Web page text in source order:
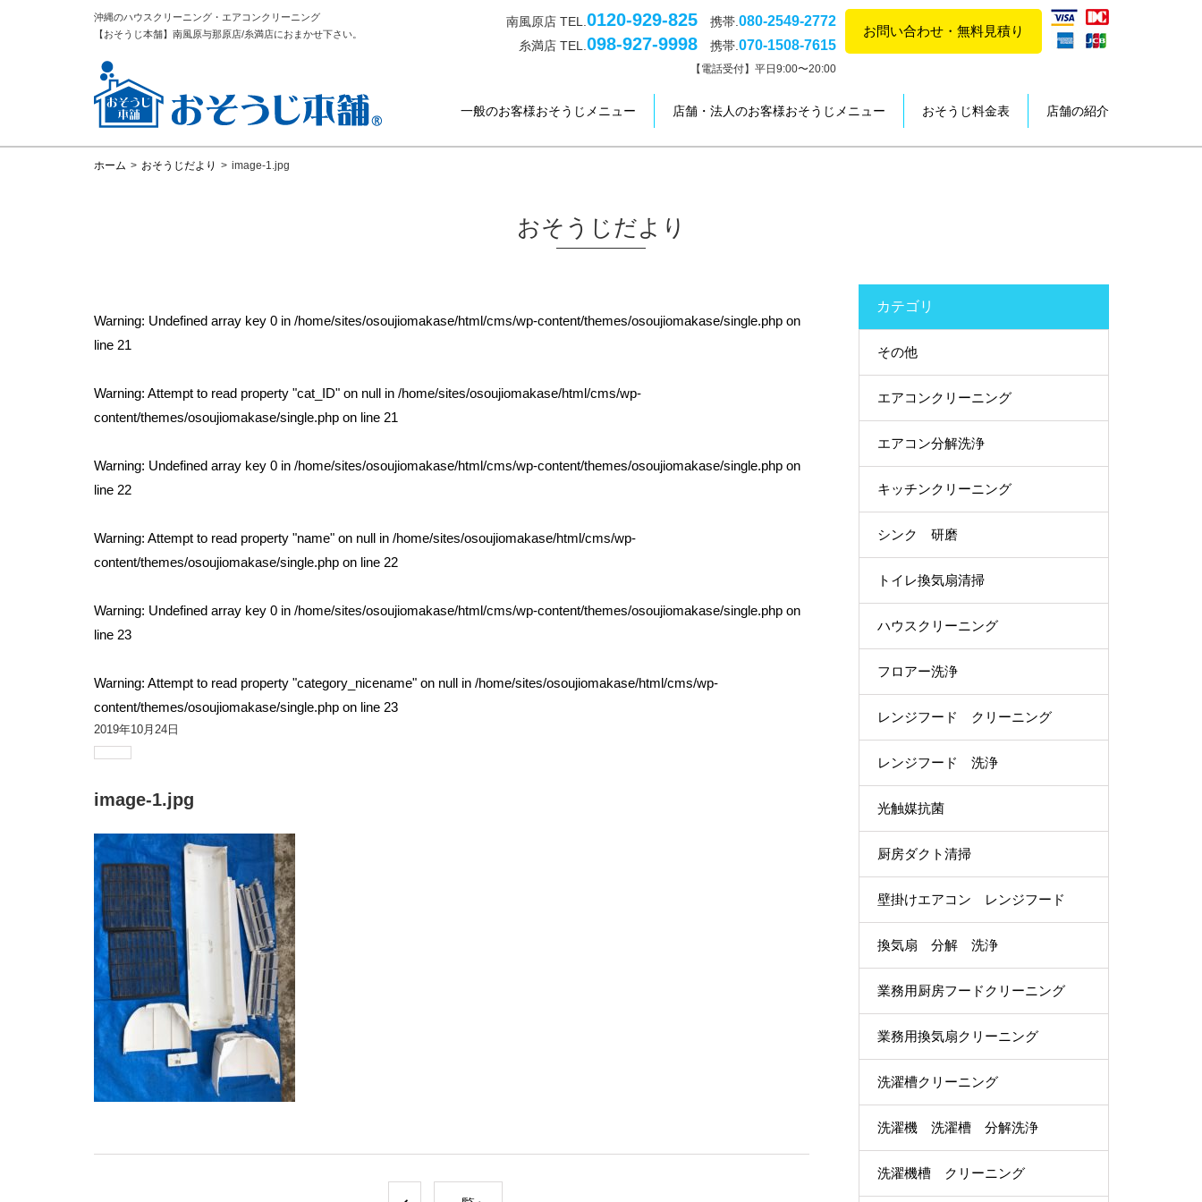
沖縄のハウスクリーニング・エアコンクリーニング
【おそうじ本舗】南風原与那原店/糸満店におまかせ下さい。
南風原店 TEL. 0120-929-825携帯. 080-2549-2772
糸満店 TEL. 098-927-9998携帯. 070-1508-7615
【電話受付】平日9:00〜20:00
お問い合わせ・無料見積り
一般のお客様おそうじメニュー 店舗・法人のお客様おそうじメニュー おそうじ料金表 店舗の紹介
ホーム > おそうじだより > image-1.jpg
おそうじだより
Warning: Undefined array key 0 in /home/sites/osoujiomakase/html/cms/wp-content/themes/osoujiomakase/single.phpon
line 21
Warning: Attempt to read property "cat_ID" on null in /home/sites/osoujiomakase/html/cms/wp-
content/themes/osoujiomakase/single.phpon line 21
Warning: Undefined array key 0 in /home/sites/osoujiomakase/html/cms/wp-content/themes/osoujiomakase/single.phpon
line 22
Warning: Attempt to read property "name" on null in /home/sites/osoujiomakase/html/cms/wp-
content/themes/osoujiomakase/single.phpon line 22
Warning: Undefined array key 0 in /home/sites/osoujiomakase/html/cms/wp-content/themes/osoujiomakase/single.phpon
line 23
Warning: Attempt to read property "category_nicename" on null in /home/sites/osoujiomakase/html/cms/wp-
content/themes/osoujiomakase/single.phpon line 23
2019年10月24日
image-1.jpg
カテゴリ
その他
エアコンクリーニング
エアコン分解洗浄
キッチンクリーニング
シンク 研磨
トイレ換気扇清掃
ハウスクリーニング
フロアー洗浄
レンジフード クリーニング
レンジフード 洗浄
光触媒抗菌
厨房ダクト清掃
壁掛けエアコン レンジフード
換気扇 分解 洗浄
業務用厨房フードクリーニング
業務用換気扇クリーニング
洗濯槽クリーニング
洗濯機 洗濯槽 分解洗浄
洗濯機槽 クリーニング